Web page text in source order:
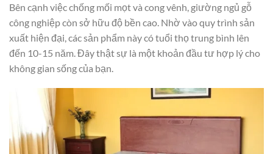
Bên cạnh việc chống mối mọt và cong vênh, giường ngủ gỗ
công nghiệp còn sở hữu độ bền cao. Nhờ vào quy trình sản
xuất hiện đại, các sản phẩm này có tuổi thọ trung bình lên
đến 10-15 năm. Đây thật sự là một khoản đầu tư hợp lý cho
không gian sống của bạn.